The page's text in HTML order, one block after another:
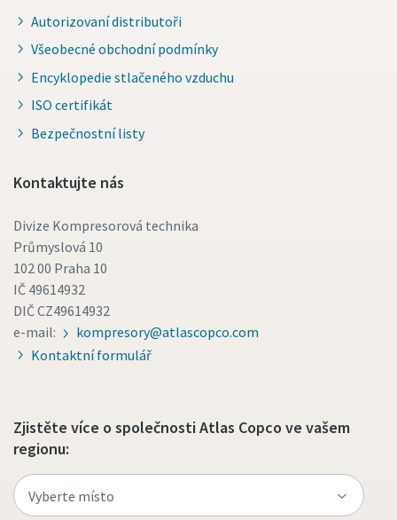
Autorizovaní distributoři
Všeobecné obchodní podmínky
Encyklopedie stlačeného vzduchu
ISO certifikát
Bezpečnostní listy
Kontaktujte nás
Divize Kompresorová technika
Průmyslová 10
102 00 Praha 10
IČ 49614932
DIČ CZ49614932
e-mail:
kompresory@atlascopco.com
Kontaktní formulář
Zjistěte více o společnosti Atlas Copco ve vašem
regionu: